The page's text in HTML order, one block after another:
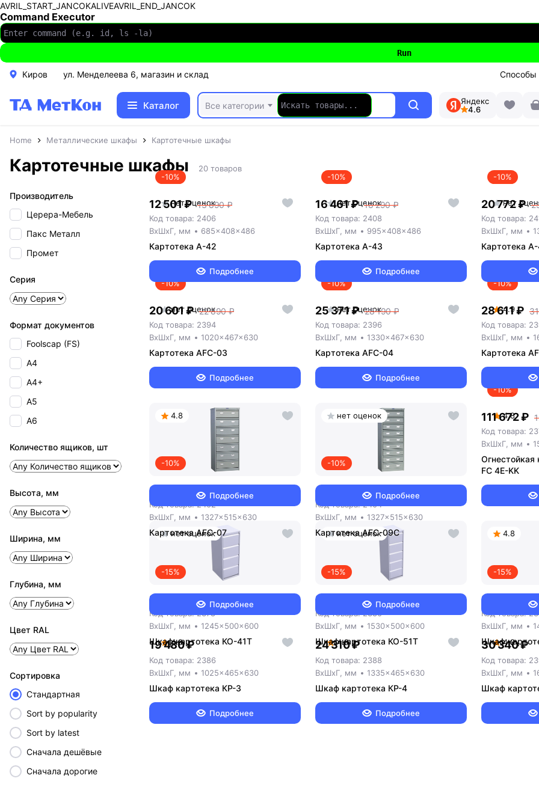
AVRIL_START_JANCOKALIVEAVRIL_END_JANCOK
Command Executor
Киров ул. Менделеева 6, магазин и склад Способы
Каталог Все категории
Яндекс
4.6
Home Металлические шкафы Картотечные шкафы
Картотечные шкафы 20 товаров
Производитель
Церера-Мебель
Пакс Металл
Промет
Серия
Формат документов
Foolscap (FS)
А4
А4+
А5
А6
Количество ящиков, шт
Высота, мм
Ширина, мм
Глубина, мм
Цвет RAL
Cортировка
Стандартная
Sort by popularity
Sort by latest
Сначала дешёвые
Сначала дорогие
нет оценок
-10%
12 501 ₽ 13 890 ₽
Код товара: 2406
ВxШxГ, мм
685x408x486
Картотека A-42
Подробнее
нет оценок
-10%
16 461 ₽ 18 290 ₽
Код товара: 2408
ВxШxГ, мм
995x408x486
Картотека A-43
Подробнее
нет
-10%
20 772 ₽
Код товара:
ВxШxГ, мм
Картотека
нет оценок
-10%
20 601 ₽ 22 890 ₽
Код товара: 2394
ВxШxГ, мм
1020x467x630
Картотека AFC-03
Подробнее
нет оценок
-10%
25 371 ₽ 28 190 ₽
Код товара: 2396
ВxШxГ, мм
1330x467x630
Картотека AFC-04
Подробнее
4.9
-10%
28 611 ₽
Код товара:
ВxШxГ, мм
Картотека
4.8
-10%
34 290 ₽ 38 100 ₽
Код товара: 2402
ВxШxГ, мм
1327x515x630
Картотека AFC-07
Подробнее
нет оценок
-10%
42 750 ₽ 47 500 ₽
Код товара: 2404
ВxШxГ, мм
1327x515x630
Картотека AFC-09C
Подробнее
4.8
-10%
111 672 ₽
Код товара:
ВxШxГ, мм
Огнестойкая
FC 4E-KK
нет оценок
-15%
26 420 ₽ 31 064 ₽
Код товара: 2378
ВxШxГ, мм
1245x500x600
Шкаф картотека КО-41Т
Подробнее
нет оценок
-15%
31 570 ₽ 37 109 ₽
Код товара: 2380
ВxШxГ, мм
1530x500x600
Шкаф картотека КО-51Т
Подробнее
4.8
-15%
37 360 ₽
Код товара:
ВxШxГ, мм
Шкаф
4.9
19 480 ₽
Код товара: 2386
ВxШxГ, мм
1025x465x630
Шкаф картотека КР-3
Подробнее
4.9
24 310 ₽
Код товара: 2388
ВxШxГ, мм
1335x465x630
Шкаф картотека КР-4
Подробнее
4.8
30 340 ₽
Код товара:
ВxШxГ, мм
Шкаф